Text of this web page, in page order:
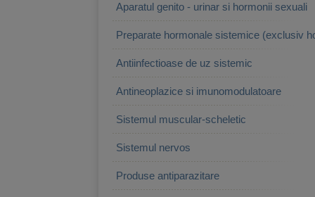
Aparatul genito - urinar si hormonii sexuali
Preparate hormonale sistemice (exclusiv
Antiinfectioase de uz sistemic
Antineoplazice si imunomodulatoare
Sistemul muscular-scheletic
Sistemul nervos
Produse antiparazitare